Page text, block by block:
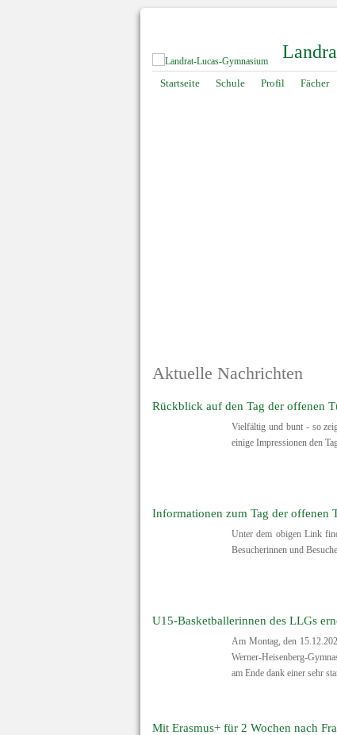
Navigation
Startseite Schule Profil Fächer
Aktuelle Nachrichten
Rückblick auf den Tag der offenen
Vielfältig und bunt - so
einige Impressionen den
Informationen zum Tag der offenen
Unter dem obigen Link
Besucherinnen und
U15-Basketballerinnen des LLGs
Am Montag, den
Werner-Heisenberg-
am Ende dank einer sehr
Mit Erasmus+ für 2 Wochen nach